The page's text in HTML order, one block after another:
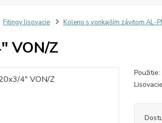
Fitingy lisovacie Koleno s vonkajším závitom AL-
VON/Z